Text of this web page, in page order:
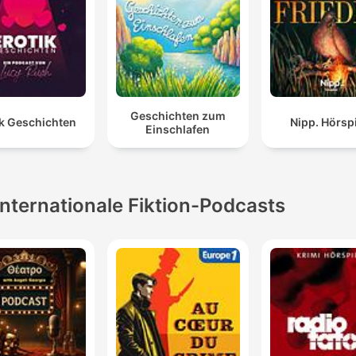
Geschichten
Geschichten zum
Einschlafen
Nipp.
Fiktion-Podcasts